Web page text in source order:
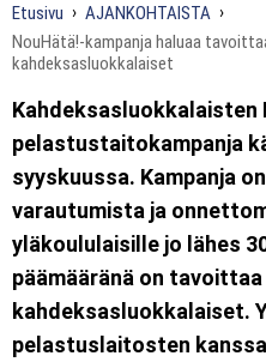
Etusivu
AJANKOHTAISTA
NouHätä!-kampanja haluaa
kahdeksasluokkalaiset
Kahdeksasluokkalaisten
pelastustaitokampanja
syyskuussa. Kampanja
varautumista ja
yläkoululaisille jo lähes
päämääränä on tavoittaa
kahdeksasluokkalaiset.
pelastuslaitosten